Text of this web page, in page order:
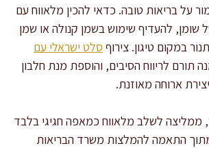
על בריאות טובה. כדאי להכין מלאווח עם
שומן, להעדיף שימוש בשמן קנולה או שמן
במקום טיגון. צירוף סלט ישראלי עם
תורם לריווח הסיבים, והוספת מנת חלבון
ארוחה מאוזנת.
ממליצה לשלב מלאווח כמאפה חגיגי בלבד
התאמה להמלצות משרד הבריאות